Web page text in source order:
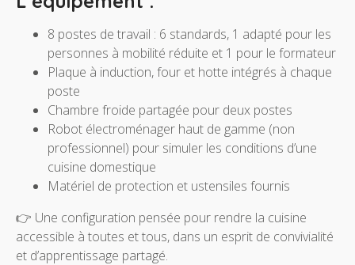
8 postes de travail : 6 standards, 1 adapté pour les
personnes à mobilité réduite et 1 pour le formateur
Plaque à induction, four et hotte intégrés à chaque
poste
Chambre froide partagée pour deux postes
Robot électroménager haut de gamme (non
professionnel) pour simuler les conditions d’une
cuisine domestique
Matériel de protection et ustensiles fournis
👉 Une configuration pensée pour rendre la cuisine
accessible à toutes et tous, dans un esprit de convivialité
et d’apprentissage partagé.